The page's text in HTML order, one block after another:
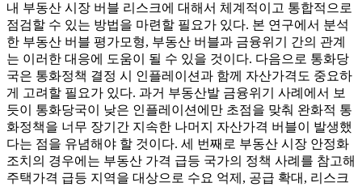
내 부동산 시장 버블 리스크에 대해서 체계적이고 통합적으로
점검할 수 있는 방법을 마련할 필요가 있다. 본 연구에서 분석
한 부동산 버블 평가모형, 부동산 버블과 금융위기 간의 관계
는 이러한 대응에 도움이 될 수 있을 것이다. 다음으로 통화당
국은 통화정책 결정 시 인플레이션과 함께 자산가격도 중요하
게 고려할 필요가 있다. 과거 부동산발 금융위기 사례에서 보
듯이 통화당국이 낮은 인플레이션에만 초점을 맞춰 완화적 통
화정책을 너무 장기간 지속한 나머지 자산가격 버블이 발생했
다는 점을 유념해야 할 것이다. 세 번째로 부동산 시장 안정화
조치의 경우에는 부동산 가격 급등 국가의 정책 사례를 참고해
주택가격 급등 지역을 대상으로 수요 억제, 공급 확대, 리스크